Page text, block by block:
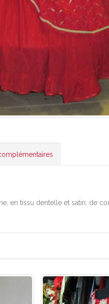
en tissu dentelle et satin, de